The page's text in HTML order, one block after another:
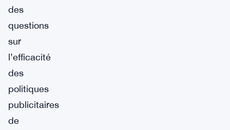
des
questions
sur
l’efficacité
des
politiques
publicitaires
de